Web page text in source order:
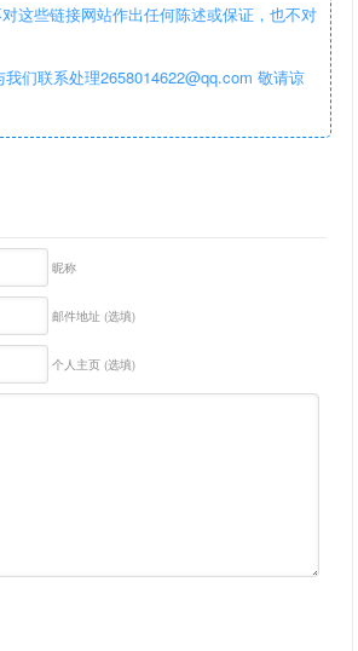
这些链接网站作出任何陈述或保证，也不对
们联系处理2658014622@qq.com 敬请谅
昵称
邮件地址 (选填)
个人主页 (选填)